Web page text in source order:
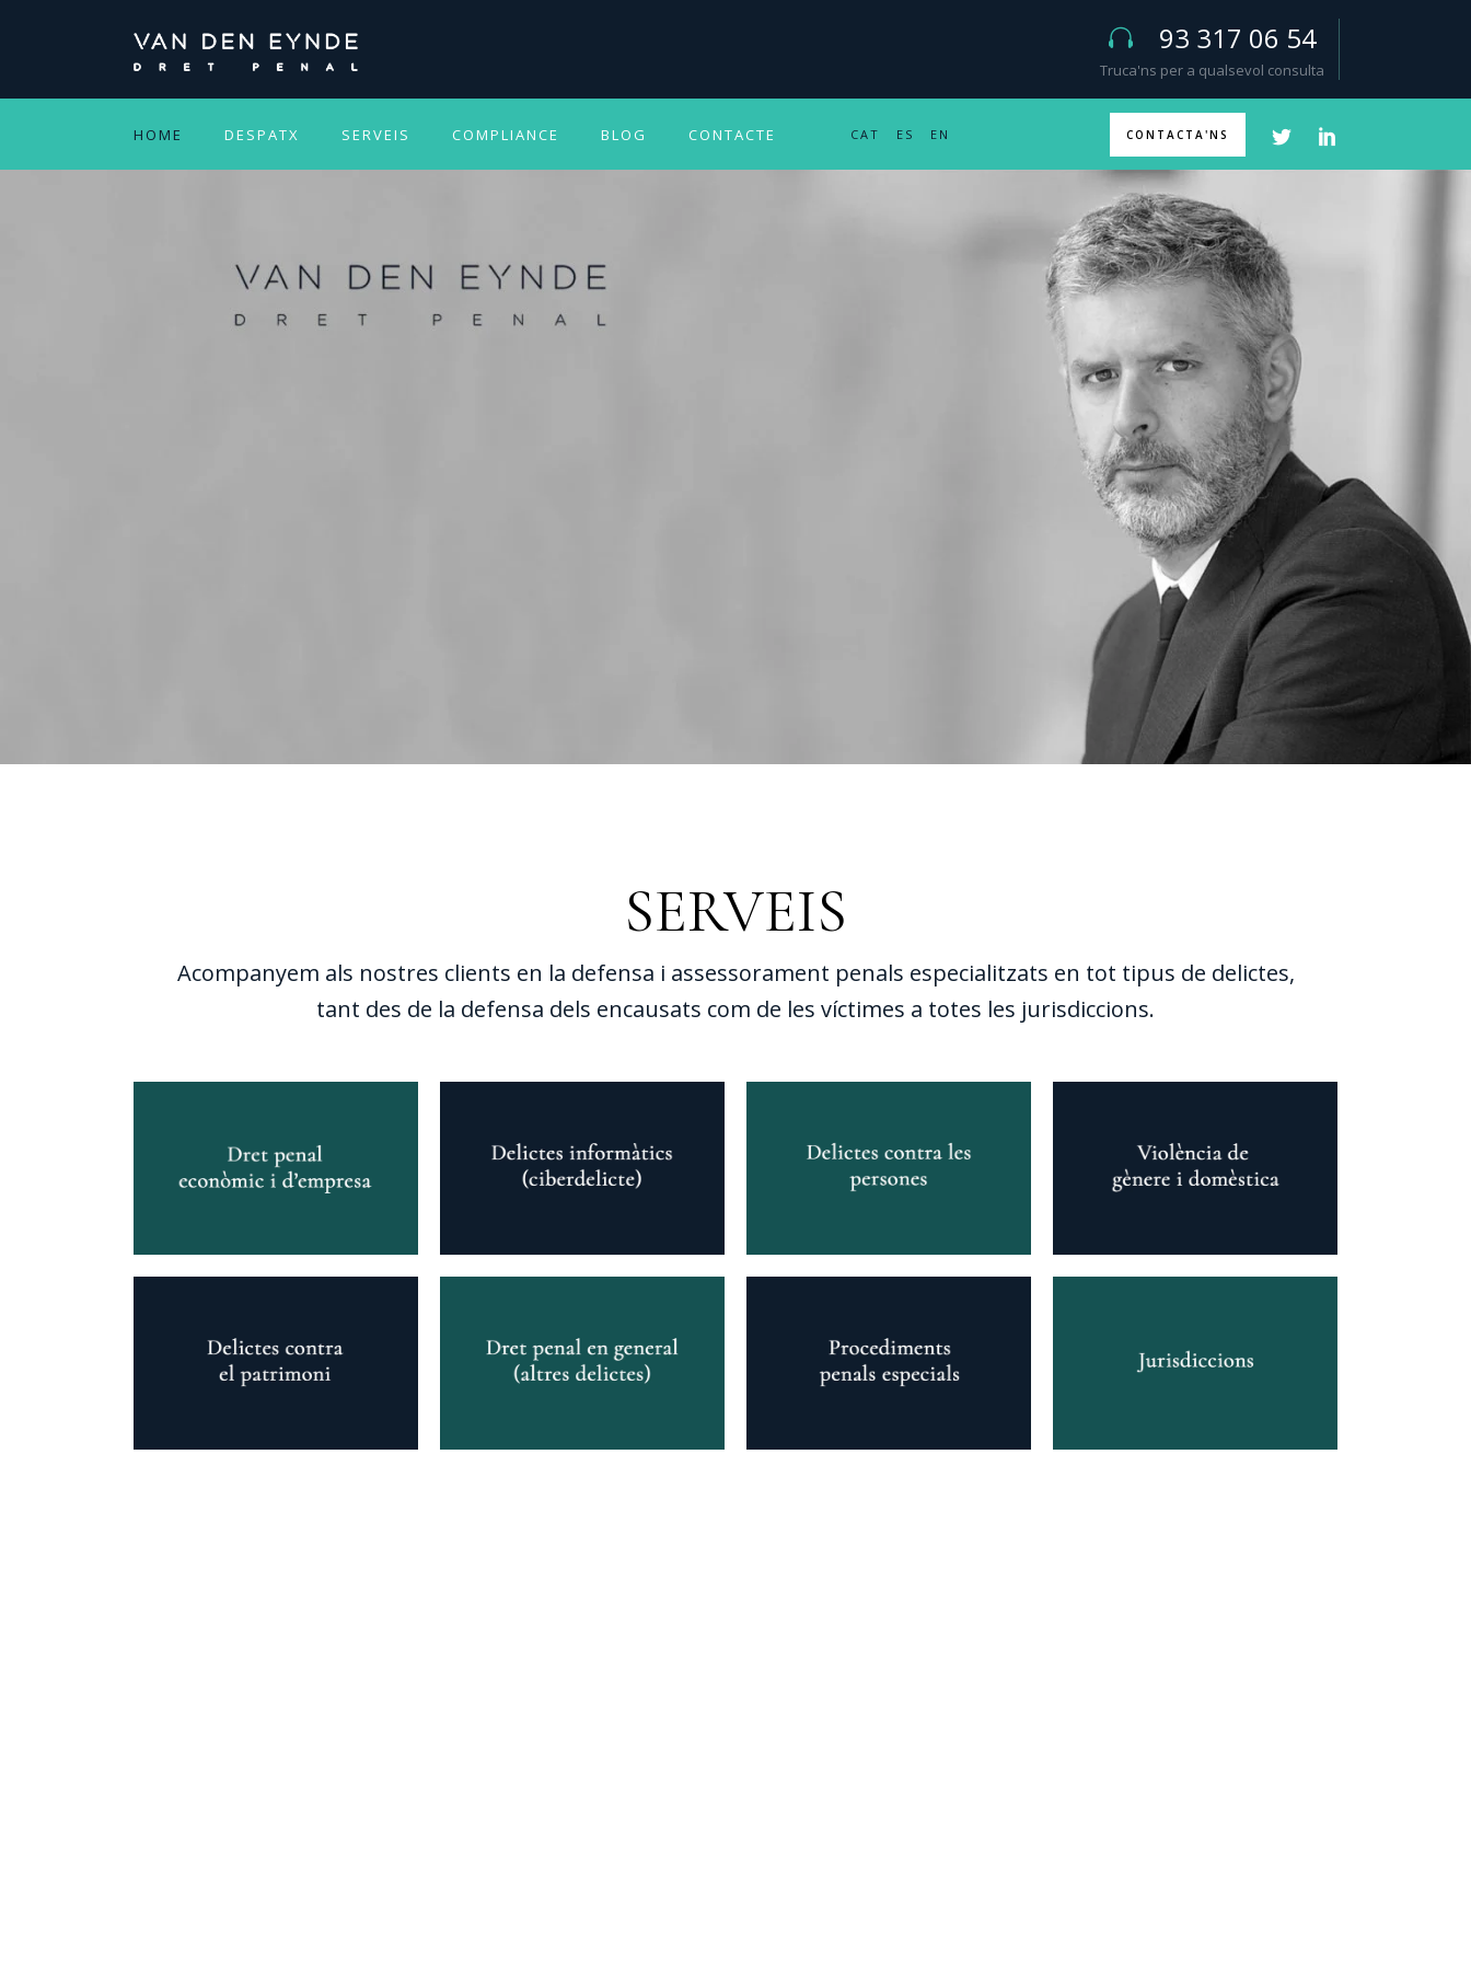
93 317 06 54
Truca'ns per a qualsevol consulta
HOME DESPATX SERVEIS COMPLIANCE BLOG CONTACTE CAT ES EN CONTACTA'NS
SERVEIS
Acompanyem als nostres clients en la defensa i assessorament penals especialitzats en tot tipus de delictes,
tant des de la defensa dels encausats com de les víctimes a totes les jurisdiccions.